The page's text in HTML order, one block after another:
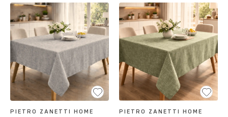
PIETRO ZANETTI HOME PIETRO ZANETTI HOME